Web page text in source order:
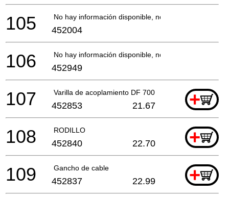
No hay información disponible, no se puede pedir
105 452004
No hay información disponible, no se puede pedir
106 452949
Varilla de acoplamiento DF 700 +
107 452853 21.67
RODILLO +
108 452840 22.70
Gancho de cable +
109 452837 22.99